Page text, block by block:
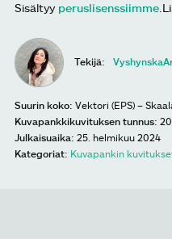
Sisältyy peruslisenssiimme
Tekijä:
Suurin koko: Vektori (EPS) –
Kuvapankkikuvituksen tunnus:
Julkaisuaika: 25. helmikuu 2024
Kategoriat: Kuvapankin